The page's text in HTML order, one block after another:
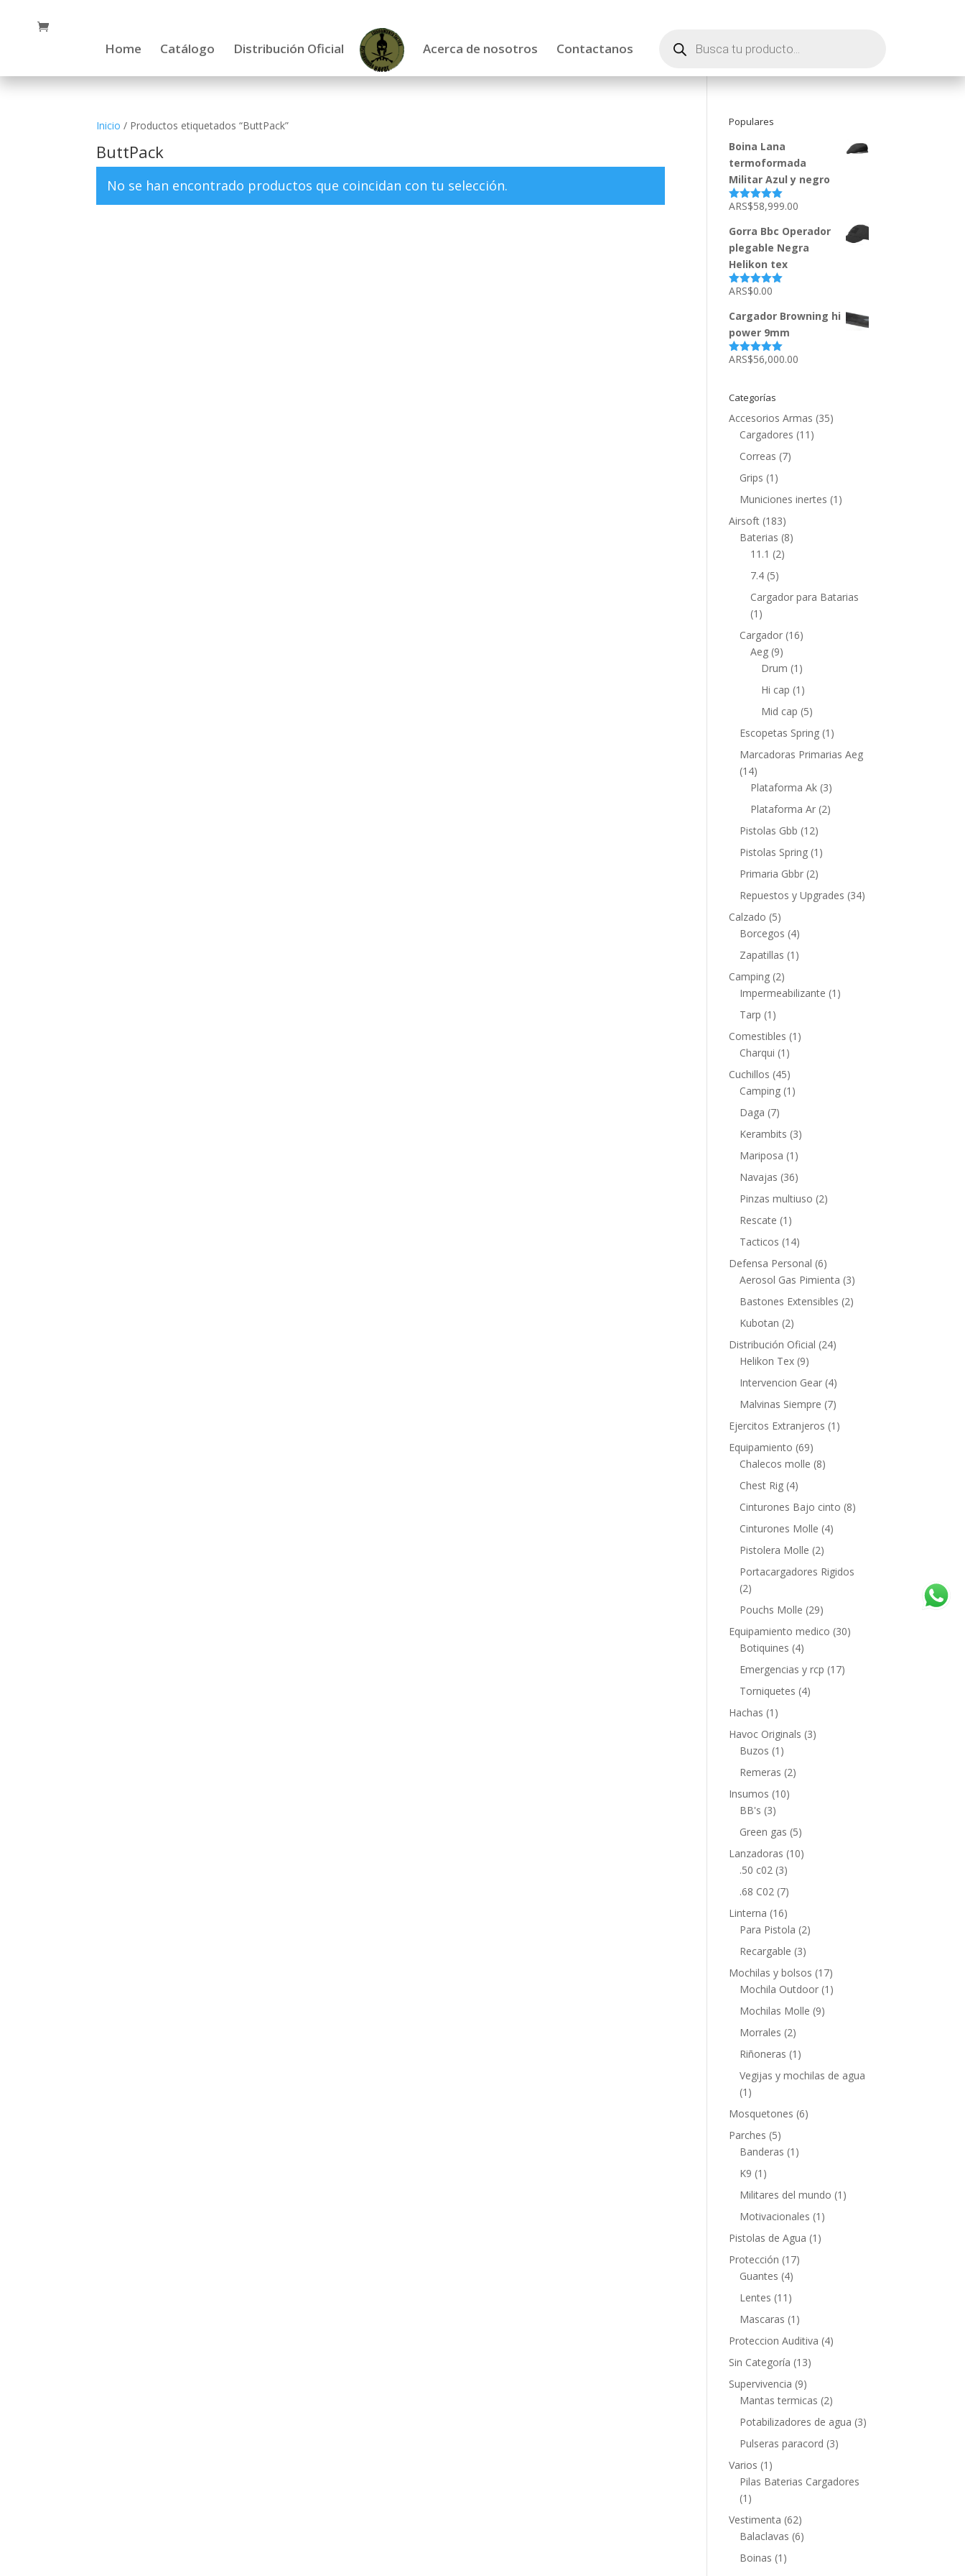
Home Catálogo Distribución Oficial Acerca de nosotros Contactanos productos
Inicio / Productos etiquetados “ButtPack”
ButtPack
No se han encontrado productos que coincidan con tu selección.
Populares
Boina Lana
termoformada
Militar Azul y negro
Valorado
5
ARS$58,999.00
Gorra Bbc Operador
plegable Negra
Helikon tex
Valorado
5
ARS$0.00
Cargador Browning hi
power 9mm
Valorado
ARS$56,000.00
Categorías
Accesorios Armas (35)
Cargadores (11)
Correas (7)
Grips (1)
Municiones inertes (1)
Airsoft (183)
Baterias (8)
11.1 (2)
7.4 (5)
Cargador para Batarias
(1)
Cargador (16)
Aeg (9)
Drum (1)
Hi cap (1)
Mid cap (5)
Escopetas Spring (1)
Marcadoras Primarias Aeg
(14)
Plataforma Ak (3)
Plataforma Ar (2)
Pistolas Gbb (12)
Pistolas Spring (1)
Primaria Gbbr (2)
Repuestos y Upgrades (34)
Calzado (5)
Borcegos (4)
Zapatillas (1)
Camping (2)
Impermeabilizante (1)
Tarp (1)
Comestibles (1)
Charqui (1)
Cuchillos (45)
Camping (1)
Daga (7)
Kerambits (3)
Mariposa (1)
Navajas (36)
Pinzas multiuso (2)
Rescate (1)
Tacticos (14)
Defensa Personal (6)
Aerosol Gas Pimienta (3)
Bastones Extensibles (2)
Kubotan (2)
Distribución Oficial (24)
Helikon Tex (9)
Intervencion Gear (4)
Malvinas Siempre (7)
Ejercitos Extranjeros (1)
Equipamiento (69)
Chalecos molle (8)
Chest Rig (4)
Cinturones Bajo cinto (8)
Cinturones Molle (4)
Pistolera Molle (2)
Portacargadores Rigidos
(2)
Pouchs Molle (29)
Equipamiento medico (30)
Botiquines (4)
Emergencias y rcp (17)
Torniquetes (4)
Hachas (1)
Havoc Originals (3)
Buzos (1)
Remeras (2)
Insumos (10)
BB's (3)
Green gas (5)
Lanzadoras (10)
.50 c02 (3)
.68 C02 (7)
Linterna (16)
Para Pistola (2)
Recargable (3)
Mochilas y bolsos (17)
Mochila Outdoor (1)
Mochilas Molle (9)
Morrales (2)
Riñoneras (1)
Vegijas y mochilas de agua
(1)
Mosquetones (6)
Parches (5)
Banderas (1)
K9 (1)
Militares del mundo (1)
Motivacionales (1)
Pistolas de Agua (1)
Protección (17)
Guantes (4)
Lentes (11)
Mascaras (1)
Proteccion Auditiva (4)
Sin Categoría (13)
Supervivencia (9)
Mantas termicas (2)
Potabilizadores de agua (3)
Pulseras paracord (3)
Varios (1)
Pilas Baterias Cargadores
(1)
Vestimenta (62)
Balaclavas (6)
Boinas (1)